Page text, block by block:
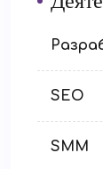
SEO
SMM